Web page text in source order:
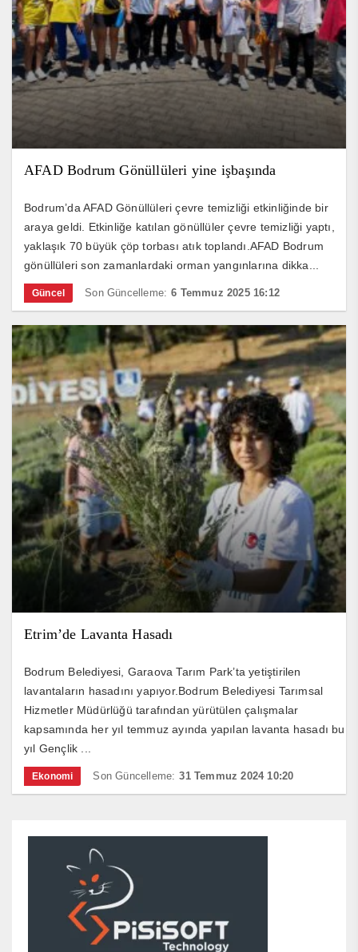
AFAD Bodrum Gönüllüleri yine işbaşında
Bodrum’da AFAD Gönüllüleri çevre temizliği etkinliğinde bir
araya geldi. Etkinliğe katılan gönüllüler çevre temizliği yaptı,
yaklaşık 70 büyük çöp torbası atık toplandı.AFAD Bodrum
gönüllüleri son zamanlardaki orman yangınlarına dikka...
Güncel Son Güncelleme: 6 Temmuz 2025 16:12
Etrim’de Lavanta Hasadı
Bodrum Belediyesi, Garaova Tarım Park’ta yetiştirilen
lavantaların hasadını yapıyor.Bodrum Belediyesi Tarımsal
Hizmetler Müdürlüğü tarafından yürütülen çalışmalar
kapsamında her yıl temmuz ayında yapılan lavanta hasadı bu
yıl Gençlik ...
Ekonomi Son Güncelleme: 31 Temmuz 2024 10:20